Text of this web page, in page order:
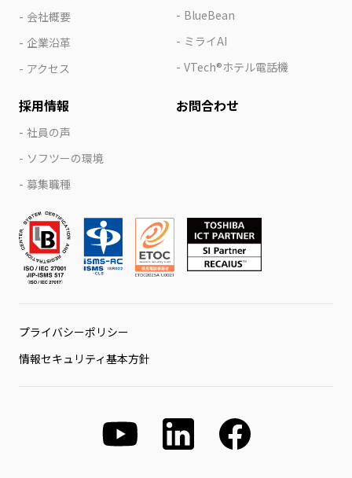
会社概要
企業沿革
アクセス
BlueBean
ミライAI
VTech®ホテル電話機
採用情報
社員の声
ソフツーの環境
募集職種
お問合わせ
プライバシーポリシー
情報セキュリティ基本方針